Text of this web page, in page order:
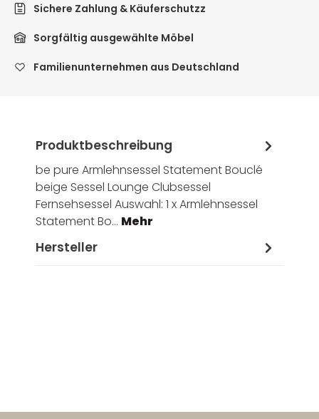
Sichere Zahlung & Käuferschutzz
Sorgfältig ausgewählte Möbel
Familienunternehmen aus Deutschland
Produktbeschreibung
be pure Armlehnsessel Statement Bouclé
beige Sessel Lounge Clubsessel
Fernsehsessel Auswahl: 1 x Armlehnsessel
Statement Bo… Mehr
Hersteller